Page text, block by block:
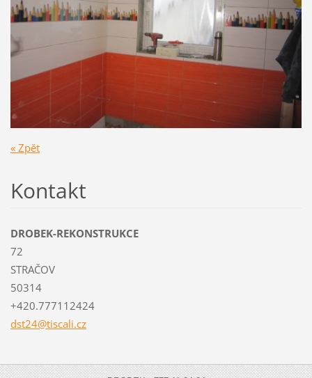
« Zpět
Kontakt
DROBEK-REKONSTRUKCE
72
STRAČOV
50314
+420.777112424
dst24@tiscali.cz